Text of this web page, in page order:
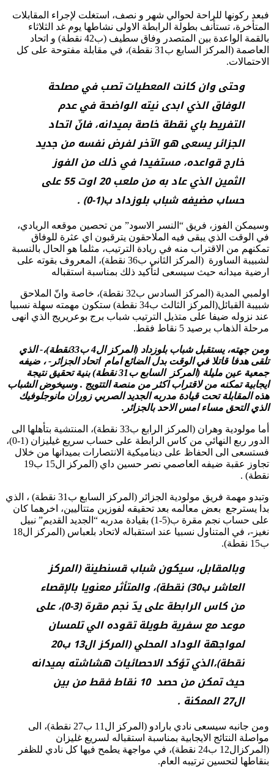
فبعد ركونها للراحة لحوالي شهر و نصف، استغلت لإجراء المقابلات
المتأخرة، تستأنف بطولة الرابطة الاولى نشاطها يوم غد الثلاثاء
بالقمة الواعدة بين المتصدر وفاق سطيف (ب42 نقطة) و اتحاد
العاصمة (المركز السابع ب31 نقطة)، في مقابلة مفتوحة على كل
الاحتمالات.
وحتى وان كانت المعطيات تصب في مصلحة
الوفاق الذي ابدى نيته الواضحة في عدم
التفريط باي نقطة خاصة بميدانه، فانّ اتحاد
الجزائر يسعى هو الآخر لفرض نفسه من جديد
خارج قواعده، مستفيدا في ذلك من الفوز
الثمين الذي عاد به من ملعب 20 اوت 55 على
حساب مضيفه شباب بلوزداد ب(1-0) .
وسيمكن الفوز، فريق “النسر الاسود” من تحصين موقعه الريادي،
في الوقت الذي يبقى فيه الملاحقون يترقبون اي عثرة للوفاق
تمكنهم من الاقتراب منه في ريادة الترتيب، مثلما هو الحال بالنسبة
لشبيبة الساورة (المركز الثاني ب36 نقطة)، المعروف بقوته على
ارضية ميدانه حيث سيسعى لتأكيد ذلك بمناسبة استقباله
اولمبي المدية (المركز السادس ب32 نقطة)، خاصة وانّ الملاحق
شبيبة القبائل(المركز الثالث ب34 نقطة) ستكون مهمته سهلة نسبيا
عند نزوله ضيفا على متذيل الترتيب شباب برج بوعريريج الذي انهى
مرحلة الذهاب برصيد 5 نقاط فقط.
ومن جهته، يستقبل شباب بلوزداد (المركز ال4 ب33نقطة)،- الذي
تلقى هدفا قاتلا في الوقت بدل الضائع امام اتحاد الجزائر- ، ضيفه
جمعية عين مليلة (المركز السابع ب31 نقطة) بنية تحقيق نتيجة
ايجابية تمكنه من لاقتراب اكثر من منصة التتويج . وسيخوض الشباب
هذه المقابلة تحت قيادة مدربه الجديد الصربي زوران مانوجلوفيك
الذي التحق مساء امس الاحد بالجزائر.
أما مولودية وهران (المركز الرابع ب33 نقطة)، المنتشية بتأهلها الى
الدور ربع النهائي من كاس الرابطة على حساب سريع غيليزان (1-0)،
فستسعى الى الحفاظ على ديناميكية الانتصارات بميدانها من خلال
تجاوز عقبة ضيفه العاصمي نصر حسين داي (المركز ال15 ب19
نقطة) .
وتبدو مهمة فريق مولودية الجزائر (المركز السابع ب31 نقطة) ، الذي
بدا يسترجع بعض معالمه بعد تحقيقه لفوزين متتاليين، اخرهما كان
على حساب نجم مقرة ب(5-1) بقيادة مدربه “الجديد القديم” نبيل
نغيز-، في المتناول نسبيا عند استقباله لاتحاد بلعباس (المركز ال18
ب15 نقطة).
وبالمقابل، سيكون شباب قسنطينة (المركز
العاشر ب30) نقطة)، والمتأثر معنويا بالإقصاء
من كاس الرابطة على يدّ نجم مقرة (3-0)، على
موعد مع سفرية طويلة تقوده الي تلمسان
لمواجهة الوداد المحلي (المركز ال13 ب20
نقطة)،الذي تؤكد الاحصائيات هشاشته بميدانه
حيث تمكن من حصد 10 نقاط فقط من بين
ال27 الممكنة .
ومن جانبه سيسعى نادي بارادو (المركز ال11 ب27 نقطة)، الى
مواصلة النتائج الايجابية بمناسبة استقباله لسريع غليزان
(المركزال12 ب24 نقطة)، في مواجهة يطمح فيها كل نادي للظفر
بنقاطها لتحسين ترتيبه العام.